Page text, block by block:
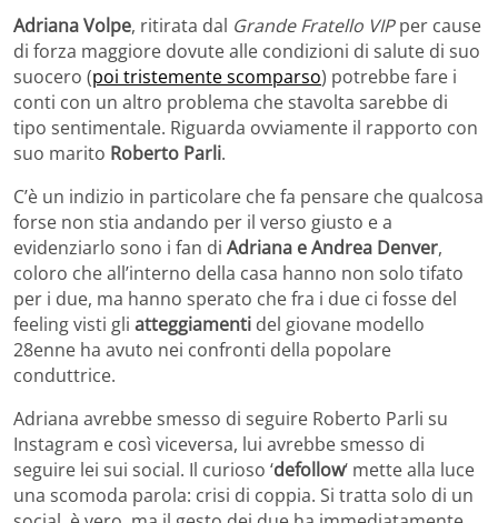
Adriana Volpe, ritirata dal Grande Fratello VIPper cause
di forza maggiore dovute alle condizioni di salute di suo
suocero (poi tristemente scomparso) potrebbe fare i
conti con un altro problema che stavolta sarebbe di
tipo sentimentale. Riguarda ovviamente il rapporto con
suo marito Roberto Parli.
C’è un indizio in particolare che fa pensare che qualcosa
forse non stia andando per il verso giusto e a
evidenziarlo sono i fan di Adriana e Andrea Denver,
coloro che all’interno della casa hanno non solo tifato
per i due, ma hanno sperato che fra i due ci fosse del
feeling visti gli atteggiamenti del giovane modello
28enne ha avuto nei confronti della popolare
conduttrice.
Adriana avrebbe smesso di seguire Roberto Parli su
Instagram e così viceversa, lui avrebbe smesso di
seguire lei sui social. Il curioso ‘defollow‘ mette alla luce
una scomoda parola: crisi di coppia. Si tratta solo di un